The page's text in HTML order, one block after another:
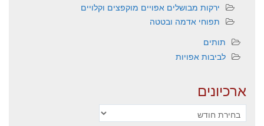
ירקות מבושלים אפויים מוקפצים וקלויים
תפוחי אדמה ובטטה
תותים
לביבות אפויות
ארכיונים